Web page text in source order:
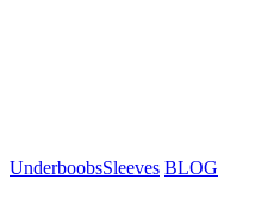
UnderboobsSleeves BLOG